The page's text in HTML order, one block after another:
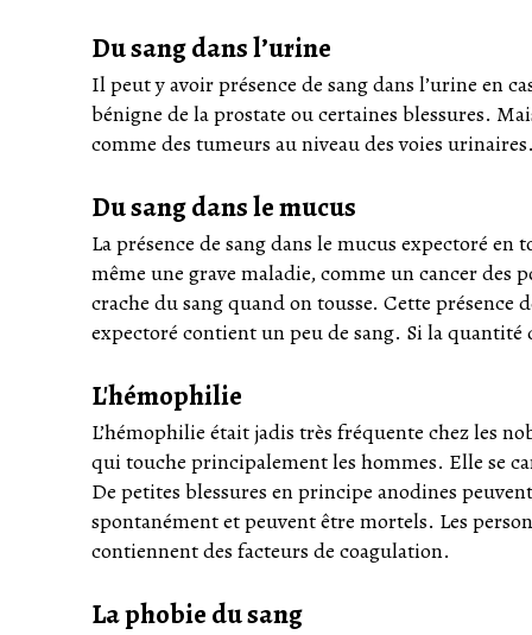
Du sang dans l’urine
Il peut y avoir présence de sang dans l’urine en
bénigne de la prostate ou certaines blessures.
comme des tumeurs au niveau des voies
Du sang dans le mucus
La présence de sang dans le mucus expectoré
même une grave maladie, comme un cancer
crache du sang quand on tousse. Cette présence
expectoré contient un peu de sang. Si la
L'hémophilie
L’hémophilie était jadis très fréquente chez les
qui touche principalement les hommes. Elle se
De petites blessures en principe anodines
spontanément et peuvent être mortels. Les
contiennent des facteurs de coagulation.
La phobie du sang